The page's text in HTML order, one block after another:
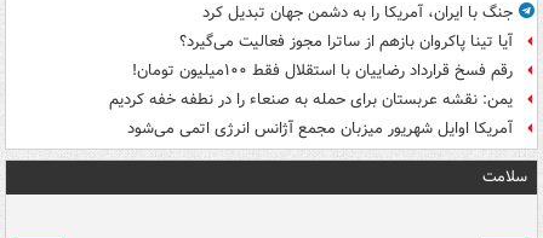
جنگ با ایران، آمریکا را به دشمن جهان تبدیل کرد
آیا تینا پاکروان بازهم از ساترا مجوز فعالیت می‌گیرد؟
رقم فسخ قرارداد رضاییان با استقلال فقط ۱۰۰میلیون تومان!
یمن: نقشه عربستان برای حمله به صنعاء را در نطفه خفه کردیم
آمریکا اوایل شهریور میزبان مجمع آژانس انرژی اتمی می‌شود
سلامت